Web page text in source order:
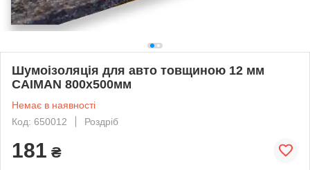
Шумоізоляція для авто товщиною 12 мм
CAIMAN 800х500мм
Немає в наявності
Код: 650012
Роздріб
181 ₴